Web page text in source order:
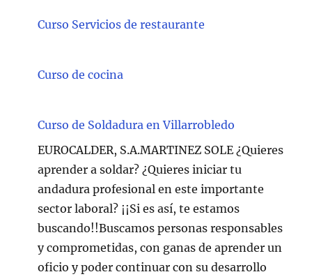
Curso Servicios de restaurante
Curso de cocina
Curso de Soldadura en Villarrobledo
EUROCALDER, S.A.MARTINEZ SOLE ¿Quieres
aprender a soldar? ¿Quieres iniciar tu
andadura profesional en este importante
sector laboral? ¡¡Si es así, te estamos
buscando!!Buscamos personas responsables
y comprometidas, con ganas de aprender un
oficio y poder continuar con su desarrollo